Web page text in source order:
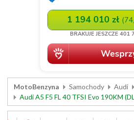
MotoBenzyna Samochody Audi
Audi A5 F5 FL 40 TFSI Evo 190KM